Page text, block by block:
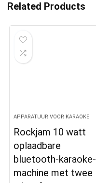
Related Products
APPARATUUR VOOR KARAOKE
Rockjam 10 watt
oplaadbare
bluetooth-karaoke-
machine met twee